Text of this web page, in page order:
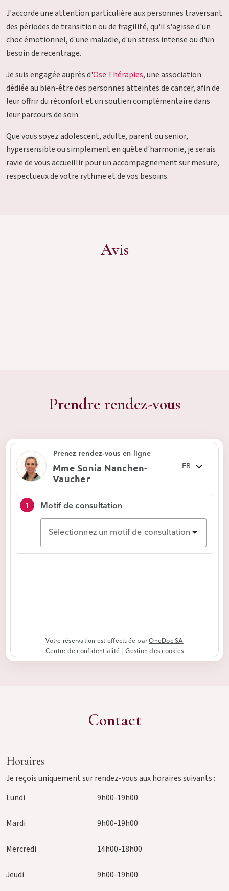
J'accorde une attention particulière aux personnes traversant
des périodes de transition ou de fragilité, qu'il s'agisse d'un
choc émotionnel, d'une maladie, d'un stress intense ou d'un
besoin de recentrage.
Je suis engagée auprès d'Ose Thérapies, une association
dédiée au bien-être des personnes atteintes de cancer, afin de
leur offrir du réconfort et un soutien complémentaire dans
leur parcours de soin.
Que vous soyez adolescent, adulte, parent ou senior,
hypersensible ou simplement en quête d'harmonie, je serais
ravie de vous accueillir pour un accompagnement sur mesure,
respectueux de votre rythme et de vos besoins.
Avis
Prendre rendez-vous
Contact
Horaires
Je reçois uniquement sur rendez-vous aux horaires suivants :
Lundi 9h00-19h00
Mardi 9h00-19h00
Mercredi 14h00-18h00
Jeudi 9h00-19h00